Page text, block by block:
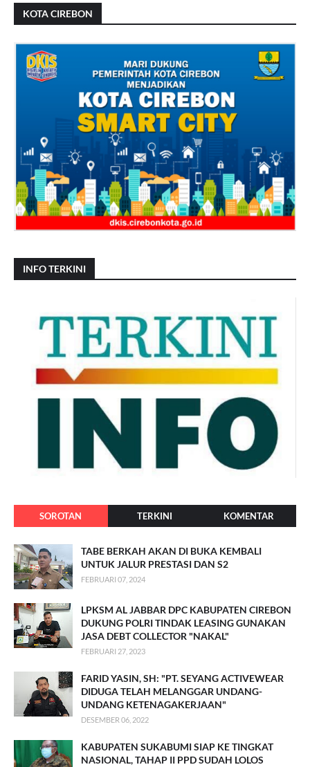
KOTA CIREBON
INFO TERKINI
SOROTAN TERKINI KOMENTAR
TABE BERKAH AKAN DI BUKA KEMBALI
UNTUK JALUR PRESTASI DAN S2
FEBRUARI 07, 2024
LPKSM AL JABBAR DPC KABUPATEN CIREBON
DUKUNG POLRI TINDAK LEASING GUNAKAN
JASA DEBT COLLECTOR "NAKAL"
FEBRUARI 27, 2023
FARID YASIN, SH: "PT. SEYANG ACTIVEWEAR
DIDUGA TELAH MELANGGAR UNDANG-
UNDANG KETENAGAKERJAAN"
DESEMBER 06, 2022
KABUPATEN SUKABUMI SIAP KE TINGKAT
NASIONAL, TAHAP II PPD SUDAH LOLOS